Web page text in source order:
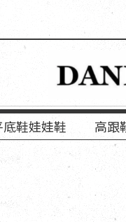
底鞋娃娃鞋 高跟